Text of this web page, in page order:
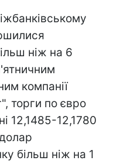
ніж на 6
компанії
торги по євро
12,1485-12,1780
більш ніж на 1